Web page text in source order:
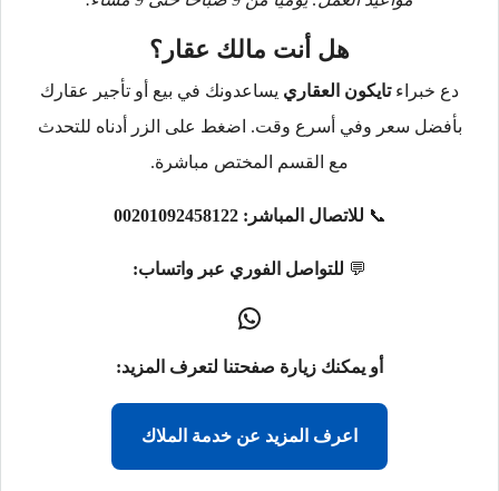
هل أنت مالك عقار؟
دع خبراءتايكون العقاري يساعدونك في بيع أو تأجير عقارك
بأفضل سعر وفي أسرع وقت. اضغط على الزر أدناه للتحدث
مع القسم المختص مباشرة.
📞 للاتصال المباشر: 00201092458122
💬 للتواصل الفوري عبر واتساب:
أو يمكنك زيارة صفحتنا لتعرف المزيد:
اعرف المزيد عن خدمة الملاك